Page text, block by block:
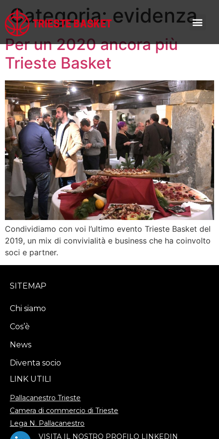
Categoria:evidenza
Per un 2020 ancora più
Trieste Basket
Condividiamo con voi l’ultimo evento Trieste Basket del
2019, un mix di convivialità e business che ha coinvolto
soci e partner.
SITEMAP
Chi siamo
Cos’è
News
Diventa socio
LINK UTILI
Pallacanestro Trieste
Camera di commercio di Trieste
Lega N. Pallacanestro
VISITA IL NOSTRO PROFILO LINKEDIN